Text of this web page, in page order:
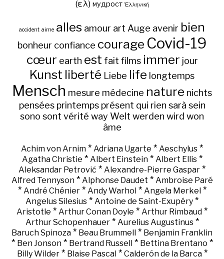
(ελ) мудрост Ἑλληνική
accident aime alles amour art Auge avenir bien
bonheur confiance courage Covid-19
cœur earth est fait films immer jour
Kunst liberté Liebe life longtemps
Mensch mesure médecine nature nichts
pensées printemps présent qui rien sarà sein
sono sont vérité way Welt werden wird won
âme
Achim von Arnim * Adriana Ugarte * Aeschylus *
Agatha Christie * Albert Einstein* Albert Ellis*
Aleksandar Petrović * Alexandre-Pierre Gaspar *
Alfred Tennyson* Alphonse Daudet * Ambroise Paré
* André Chénier* Andy Warhol * Angela Merkel *
Angelus Silesius * Antoine de Saint-Exupéry *
Aristotle * Arthur Conan Doyle * Arthur Rimbaud *
Arthur Schopenhauer* Aurelius Augustinus*
Baruch Spinoza * Beau Brummell * Benjamin Franklin
* Ben Jonson* Bertrand Russell * Bettina Brentano *
Billy Wilder* Blaise Pascal* Calderón de la Barca*